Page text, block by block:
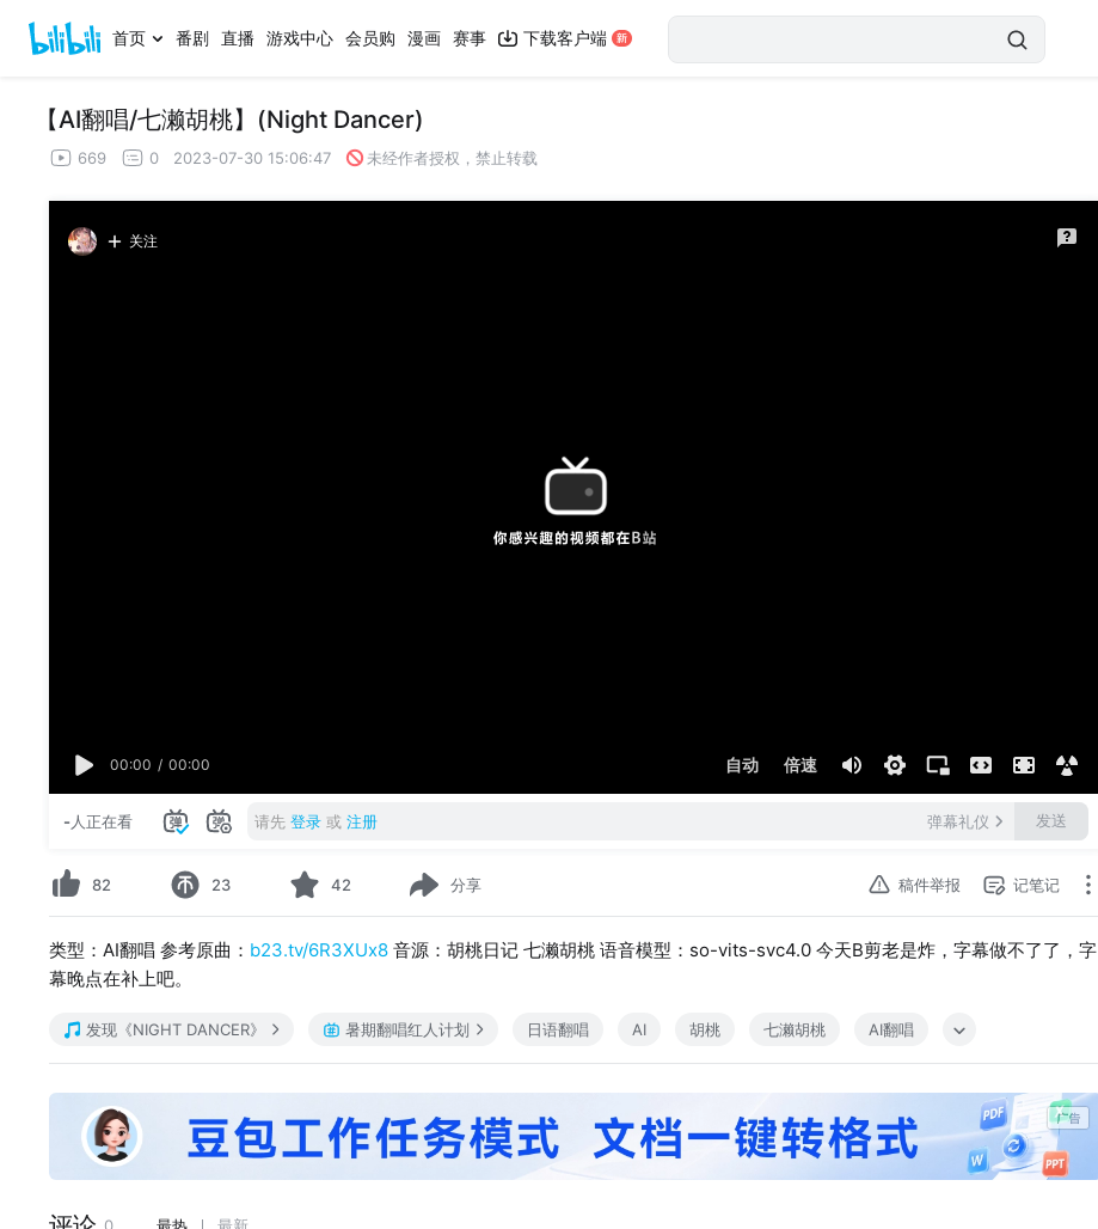
首页 番剧 直播 游戏中心 会员购 漫画 赛事 下载客户端
【AI翻唱/七濑胡桃】(Night Dancer)
669 0 2023-07-30 15:06:47 未经作者授权，禁止转载
关注
00:00 / 00:00 自动 倍速
-人正在看 请先 登录 或 注册 弹幕礼仪 发送
82 23 42 分享 稿件举报 记笔记
类型：AI翻唱 参考原曲： b23.tv/6R3XUx8 音源：胡桃日记 七濑胡桃 语音模型：so-vits-svc4.0 今天B剪老是炸，字幕做不了了，字
幕晚点在补上吧。
发现《NIGHT DANCER》 暑期翻唱红人计划 日语翻唱 AI 胡桃 七濑胡桃 AI翻唱